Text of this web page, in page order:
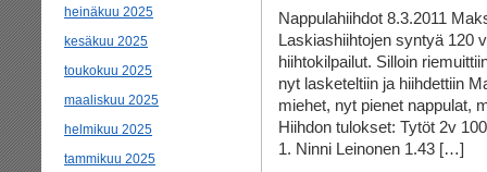
heinäkuu 2025
kesäkuu 2025
toukokuu 2025
maaliskuu 2025
helmikuu 2025
tammikuu 2025
Nappulahiihdot 8.3.2011
Laskiashiihtojen syntyä 120
hiihtokilpailut. Silloin
nyt lasketeltiin ja hiihdettiin
miehet, nyt pienet nappulat,
Hiihdon tulokset: Tytöt 2v
1. Ninni Leinonen 1.43 […]